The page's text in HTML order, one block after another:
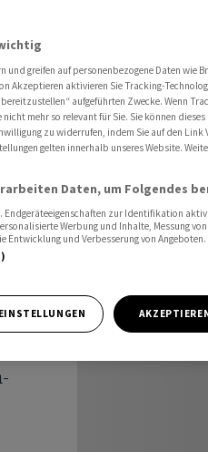
schwach
mit
und greifen auf personenbezogene Daten wie
Akzeptieren aktivieren Sie Tracking-
aufgeführten Zwecke. Wenn
mehr so relevant für Sie. Sie können
zu widerrufen, indem Sie auf den Link
gelten innerhalb unseres Website.
Daten, um Folgendes
Endgeräteeigenschaften zur Identifikation
Werbung und Inhalte, Messung
Entwicklung und Verbesserung von Angeboten.
EINSTELLUNGEN